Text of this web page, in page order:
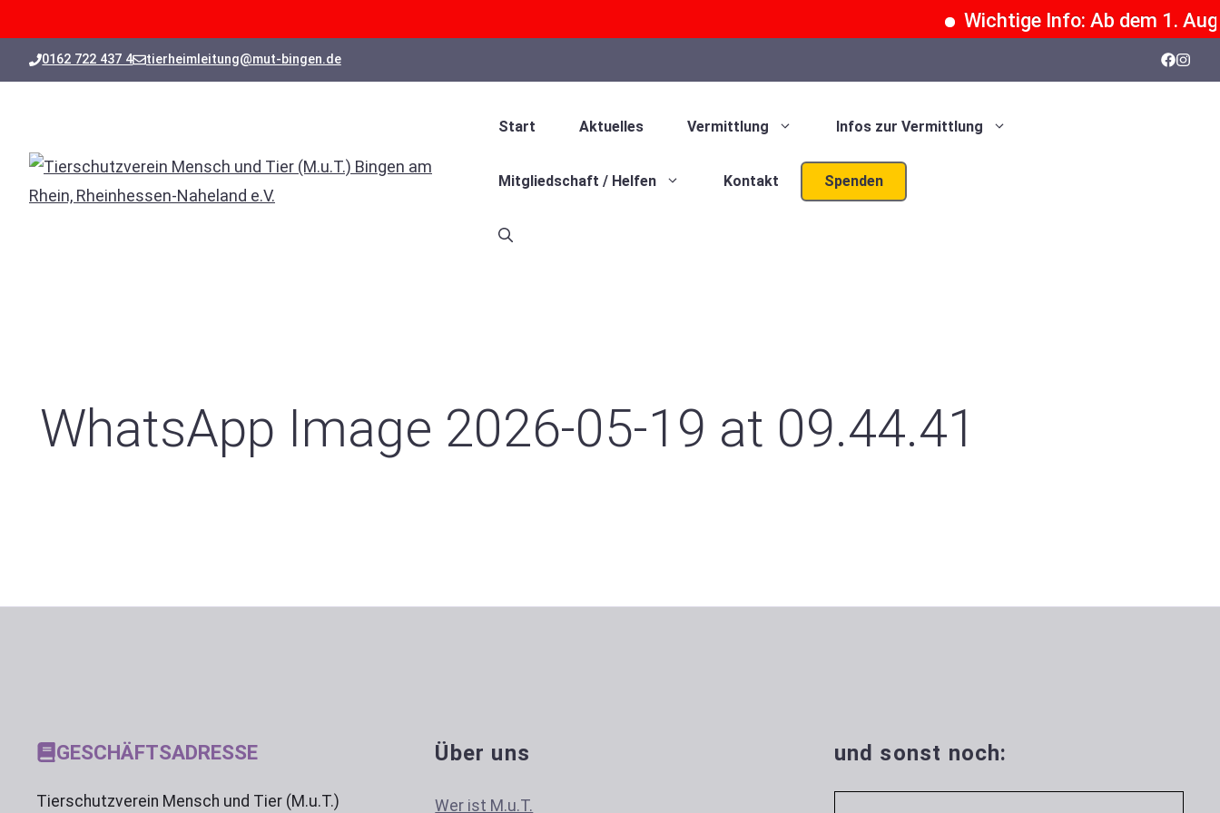
Wichtige Info: Ab dem 1.
Inhalt
0162 722 437 4 tierheimleitung@mut-bingen.de
Start Aktuelles Vermittlung Infos zur Vermittlung
Mitgliedschaft / Helfen Kontakt Spenden
WhatsApp Image 2026-05-19 at 09.44.41
GESCHÄFTSADRESSE
Tierschutzverein Mensch und Tier (M.u.T.)
Über uns
Wer ist M.u.T.
und sonst noch: